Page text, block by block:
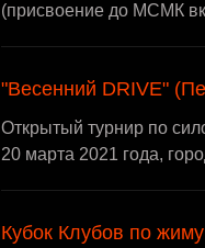
(присвоение до МСМК
"Весенний DRIVE"
Открытый турнир по
20 марта 2021 года,
Кубок Клубов по